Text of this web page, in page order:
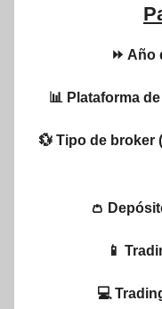
⏩ Año
📊 Plataforma
💱 Tipo de
👛
📱
💻